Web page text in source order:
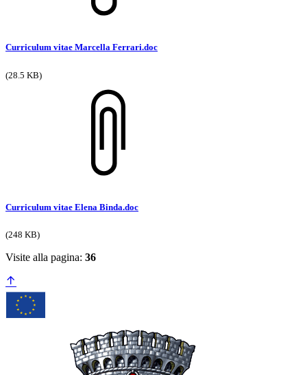
Curriculum vitae Marcella Ferrari.doc
(28.5 KB)
Curriculum vitae Elena Binda.doc
(248 KB)
Visite alla pagina: 36